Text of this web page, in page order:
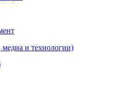
и технологии)